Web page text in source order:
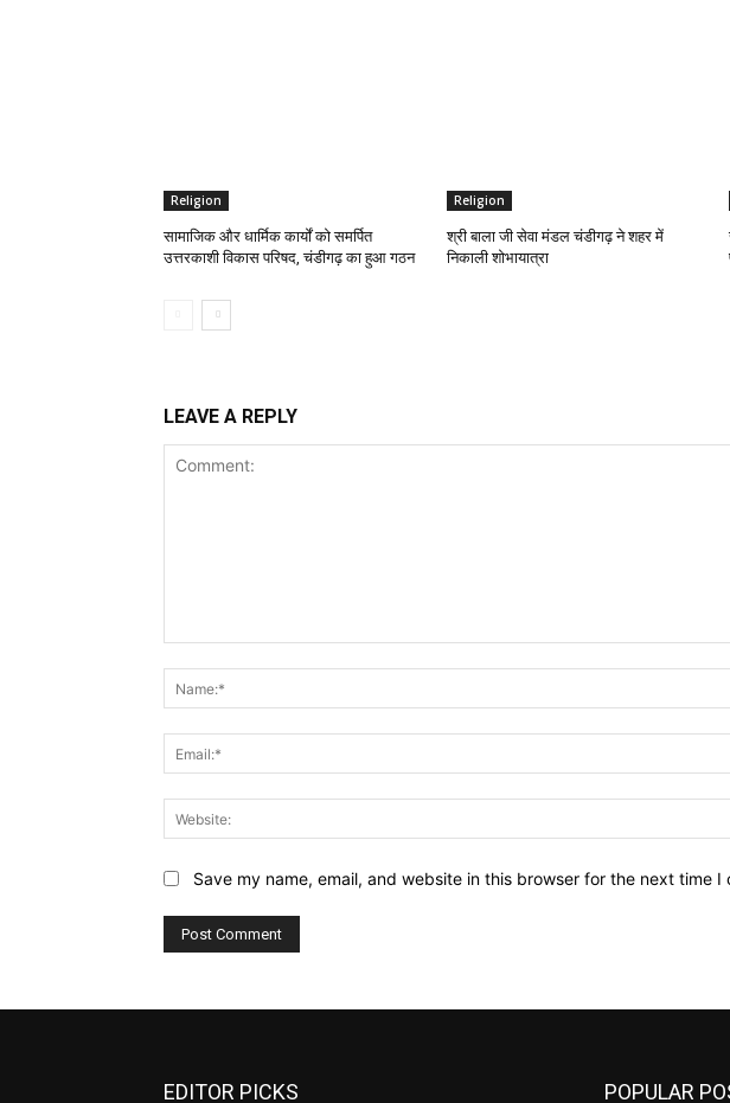
Religion
सामाजिक और धार्मिक कार्यों को समर्पित
उत्तरकाशी विकास परिषद, चंडीगढ़ का हुआ गठन
Religion
श्री बाला जी सेवा मंडल चंडीगढ़ ने शहर में
निकाली शोभायात्रा
LEAVE A REPLY
Save my name, email, and website in this browser for the next time I
EDITOR PICKS POPULAR